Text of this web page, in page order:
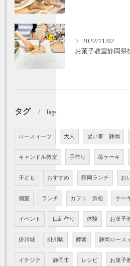
2022/11/02
お菓子教室静岡県
タグ Tags
ロースィーツ 大人 習い事 静岡
キャンドル教室 手作り 苺ケーキ
子ども おすすめ 静岡ランチ お
個室 ランチ カフェ 浜松 ケー
イベント 口紅作り 体験 お菓子
掛川城 掛川駅 酵素 静岡ロース
イチジク 静岡市 レシピ お菓子